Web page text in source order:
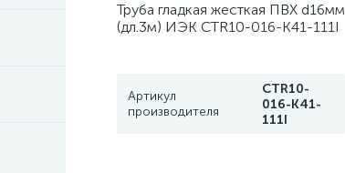
Труба гладкая жесткая ПВХ d16мм
(дл.3м) ИЭК CTR10-016-K41-111I
Артикул
производителя
CTR10-
016-K41-
111I